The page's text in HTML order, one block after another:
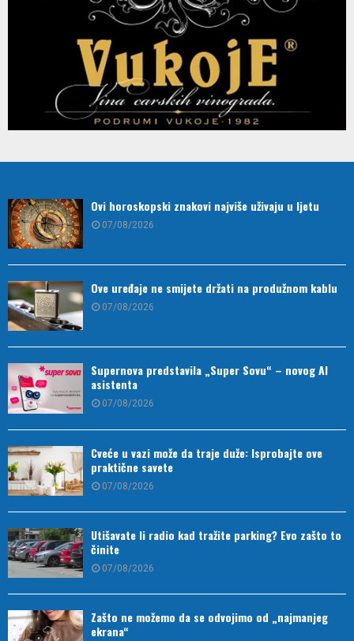
Ovi horoskopski znakovi najviše uživaju u ljetu
07/08/2026
Ove uređaje ne smijete držati na produžnom kablu
07/08/2026
Supernova predstavila „Super Sovu“ – novog AI
asistenta
07/08/2026
Cveće u vazi može da traje duže: Isprobajte ove
praktične savete
07/08/2026
Utišavate li radio kad tražite parking? Evo zašto to
činite
07/08/2026
Zašto ne možemo da se odvojimo od „najmanjeg
ekrana“